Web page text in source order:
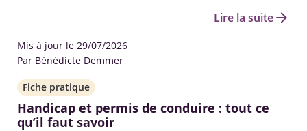
Lire la suitearrow_forward
Mis à jour le 29/07/2026
Par Bénédicte Demmer
Fiche pratique
Handicap et permis de conduire : tout ce
qu’il faut savoir